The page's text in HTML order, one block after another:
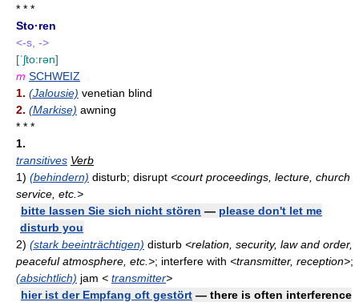
* * *
Sto·ren
<-s, ->
[ˈʃto:rən]
m SCHWEIZ
1. (Jalousie) venetian blind
2. (Markise) awning
* * *
1.
transitives Verb
1) (behindern) disturb; disrupt <court proceedings, lecture, church
service, etc.>
bitte lassen Sie sich nicht stören — please don't let me
disturb you
2) (stark beeinträchtigen) disturb <relation, security, law and order,
peaceful atmosphere, etc.>; interfere with <transmitter, reception>;
(absichtlich) jam < transmitter>
hier ist der Empfang oft gestört — there is often interference